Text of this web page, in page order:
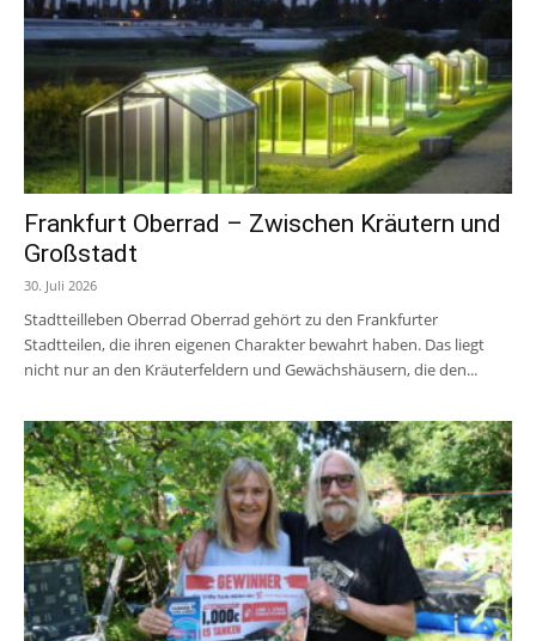
Frankfurt Oberrad – Zwischen Kräutern und
Großstadt
30. Juli 2026
Stadtteilleben Oberrad Oberrad gehört zu den Frankfurter
Stadtteilen, die ihren eigenen Charakter bewahrt haben. Das liegt
nicht nur an den Kräuterfeldern und Gewächshäusern, die den...